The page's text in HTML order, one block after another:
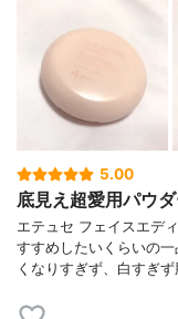
5.00
底見え超愛用パウ
エテュセ フェイスエデ
すすめしたいくらいの
くなりすぎず、白すぎ